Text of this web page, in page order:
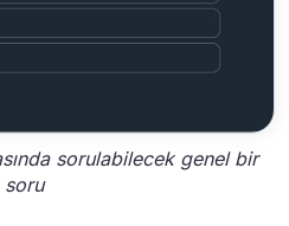
sorulabilecek genel bir
soru